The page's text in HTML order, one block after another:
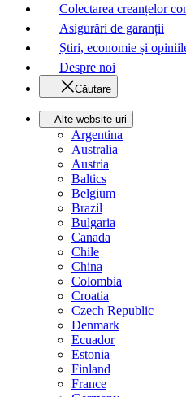
Colectarea creanțelor
Asigurări de garanții
Știri, economie și
Despre noi
Căutare
Alte website-uri
Argentina
Australia
Austria
Baltics
Belgium
Brazil
Bulgaria
Canada
Chile
China
Colombia
Croatia
Czech Republic
Denmark
Ecuador
Estonia
Finland
France